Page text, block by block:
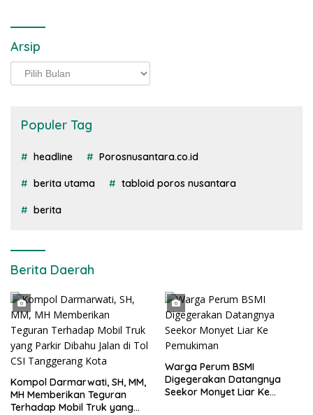
Arsip
Arsip
Populer Tag
headline Porosnusantara.co.id
berita utama tabloid poros nusantara
berita
Berita Daerah
Kompol Darmarwati, SH, MM,
MH Memberikan Teguran
Terhadap Mobil Truk yang
Warga Perum BSMI
Digegerakan Datangnya
Seekor Monyet Liar Ke